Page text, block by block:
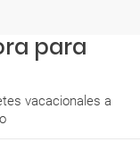
para
vacacionales a